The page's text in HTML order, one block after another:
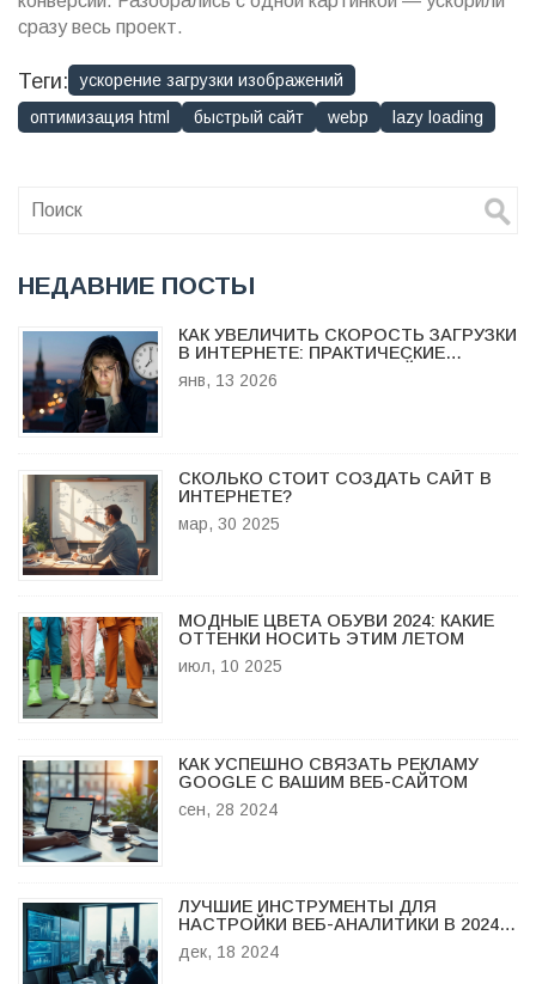
сразу весь проект.
Теги:
ускорение загрузки изображений
оптимизация html
быстрый сайт webp lazy loading
НЕДАВНИЕ ПОСТЫ
КАК УВЕЛИЧИТЬ СКОРОСТЬ ЗАГРУЗКИ
В ИНТЕРНЕТЕ: ПРАКТИЧЕСКИЕ
СПОСОБЫ УСКОРИТЬ САЙТ
янв, 13 2026
СКОЛЬКО СТОИТ СОЗДАТЬ САЙТ В
ИНТЕРНЕТЕ?
мар, 30 2025
МОДНЫЕ ЦВЕТА ОБУВИ 2024: КАКИЕ
ОТТЕНКИ НОСИТЬ ЭТИМ ЛЕТОМ
июл, 10 2025
КАК УСПЕШНО СВЯЗАТЬ РЕКЛАМУ
GOOGLE С ВАШИМ ВЕБ-САЙТОМ
сен, 28 2024
ЛУЧШИЕ ИНСТРУМЕНТЫ ДЛЯ
НАСТРОЙКИ ВЕБ-АНАЛИТИКИ В 2024
ГОДУ
дек, 18 2024